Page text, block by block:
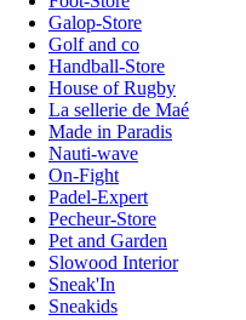
Galop-Store
Golf and co
Handball-Store
House of Rugby
La sellerie de Maé
Made in Paradis
Nauti-wave
On-Fight
Padel-Expert
Pecheur-Store
Pet and Garden
Slowood Interior
Sneak'In
Sneakids